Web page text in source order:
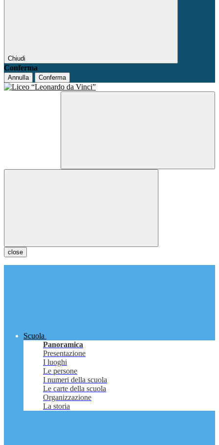
Chiudi
Conferma
Annulla Conferma
close
Scuola
Panoramica
Presentazione
I luoghi
Le persone
I numeri della scuola
Le carte della scuola
Organizzazione
La storia